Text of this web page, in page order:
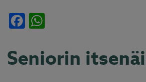
Facebook
Seniorin